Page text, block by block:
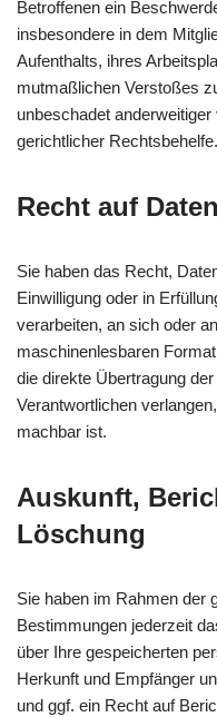
Betroffenen ein
insbesondere in dem
Aufenthalts, ihres
mutmaßlichen Verstoßes
unbeschadet
gerichtlicher Rechtsbehelfe.
Recht auf
Sie haben das Recht,
Einwilligung oder in
verarbeiten, an sich oder
maschinenlesbaren
die direkte Übertragung
Verantwortlichen
machbar ist.
Auskunft,
Löschung
Sie haben im Rahmen der
Bestimmungen jederzeit
über Ihre gespeicherten
Herkunft und Empfänger
und ggf. ein Recht auf